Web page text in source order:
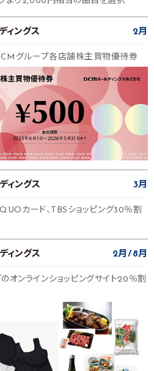
ィングス 2月
グループ各店舗株主買物優待券
ィングス 3月
カード、TBSショッピング30％割
ィングス 2月 8月
オンラインショッピングサイト20％割